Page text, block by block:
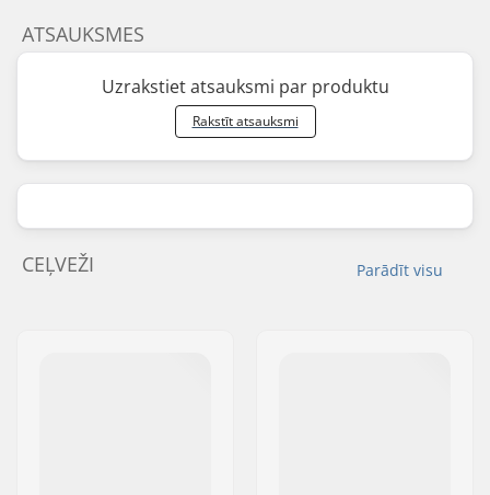
ATSAUKSMES
Uzrakstiet atsauksmi par produktu
Rakstīt atsauksmi
Parādīt visu
CEĻVEŽI